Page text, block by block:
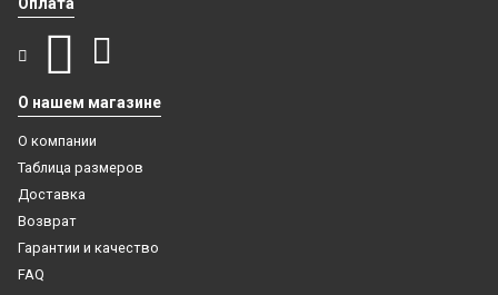
Оплата
О нашем магазине
О компании
Таблица размеров
Доставка
Возврат
Гарантии и качество
FAQ